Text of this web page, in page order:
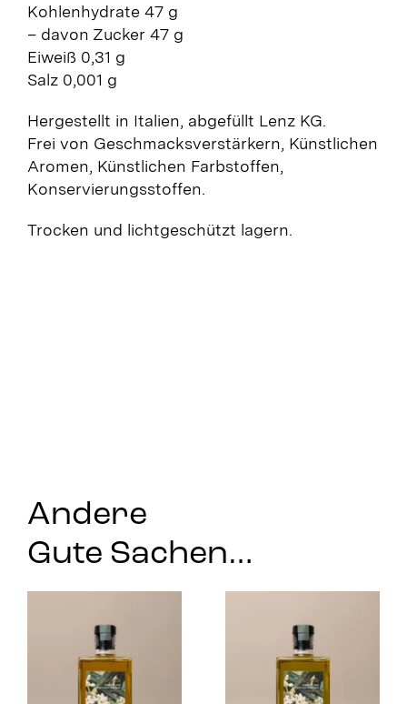
Kohlenhydrate 47 g
– davon Zucker 47 g
Eiweiß 0,31 g
Salz 0,001 g
Hergestellt in Italien, abgefüllt Lenz KG.
Frei von Geschmacksverstärkern, Künstlichen
Aromen, Künstlichen Farbstoffen,
Konservierungsstoffen.
Trocken und lichtgeschützt lagern.
Andere
Gute Sachen…